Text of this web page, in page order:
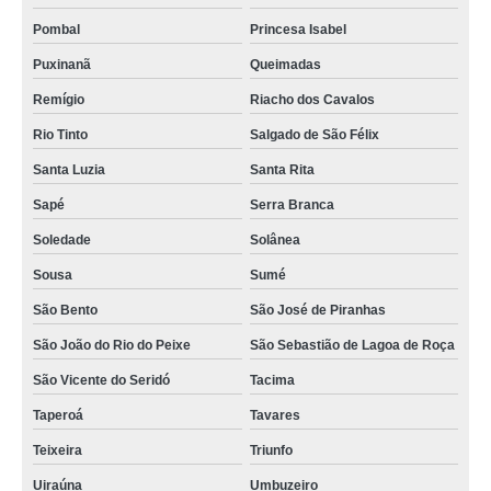
onde tem sala de atendimento para locação Boqueirão
empresa de locação de sala para atendimento Queimadas
aluguel de sala para atendimento psicologico Queimadas
serviço de locação de salas para atendimento por hora Queimadas
locação de salas para atendimento preço Gurinhém
empresa de aluguel de sala de atendimento Gurinhém
sala para atendimento para alugar preço Aroeiras
empresa de aluguel de sala para atendimento por hora Mulungu
onde encontrar sala para atendimento para alugar Pitimbu
empresa de aluguel de sala para atendimento Imaculada
aluguel de sala para atendimento psicologico preço Serra Branca
Pombal Princesa Isabel
Puxinanã Queimadas
Remígio Riacho dos Cavalos
Rio Tinto Salgado de São Félix
Santa Luzia Santa Rita
Sapé Serra Branca
Soledade Solânea
Sousa Sumé
São Bento São José de Piranhas
São João do Rio do Peixe São Sebastião de Lagoa de Roça
São Vicente do Seridó Tacima
Taperoá Tavares
Teixeira Triunfo
Uiraúna Umbuzeiro